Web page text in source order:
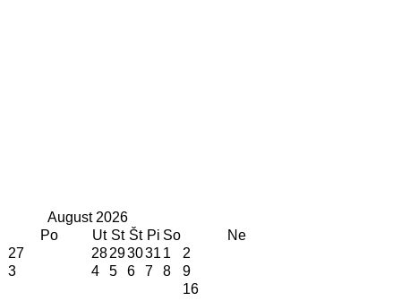
August 2026
Po
Ut St Št Pi So
Ne
27
28293031 1
2
3
4 5 6 7 8 9
16